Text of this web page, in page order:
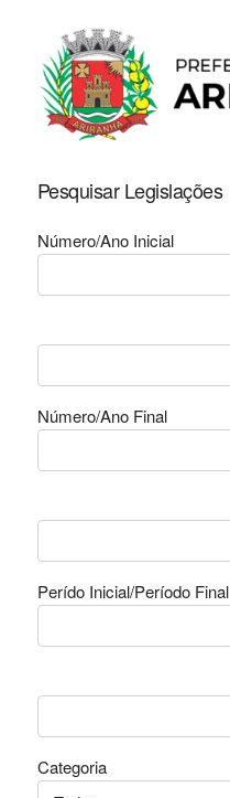
Pesquisar Legislações
Número/Ano Inicial
Número/Ano Final
Perído Inicial/Período Final
Categoria